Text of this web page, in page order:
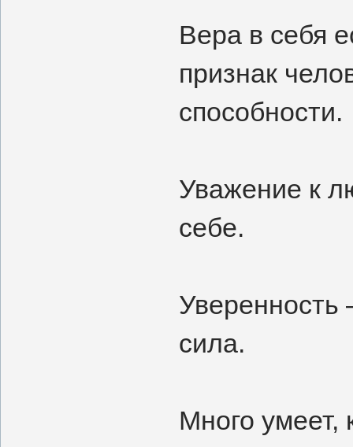
Вера в себя
признак
способности.
Уважение к
себе.
Уверенность
сила.
Много умеет,